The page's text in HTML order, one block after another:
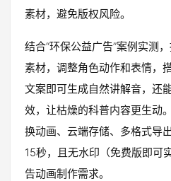
素材，避免版权风险。
结合“环保公益广告”案例实测
素材，调整角色动作和表情，
文案即可生成自然讲解音，还
效，让枯燥的科普内容更生动
换动画、云端存储、多格式导
15秒，且无水印（免费版即可
告动画制作需求。